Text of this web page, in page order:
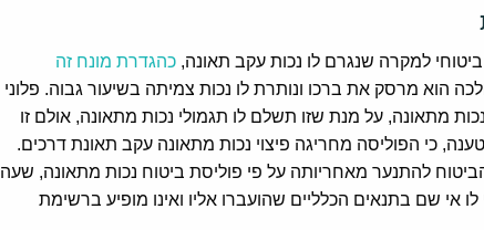
ביטוחי למקרה שנגרם לו נכות עקב תאונה, כהגדרת מונח זה
הוא מרסק את ברכו ונותרת לו נכות צמיתה בשיעור גבוה. פלוני
מתאונה, על מנת שזו תשלם לו תגמולי נכות מתאונה, אולם זו
כי הפוליסה מחריגה פיצוי נכות מתאונה עקב תאונת דרכים.
להתנער מאחריותה על פי פוליסת ביטוח נכות מתאונה, שעה
שם בתנאים הכלליים שהועברו אליו ואינו מופיע ברשימת